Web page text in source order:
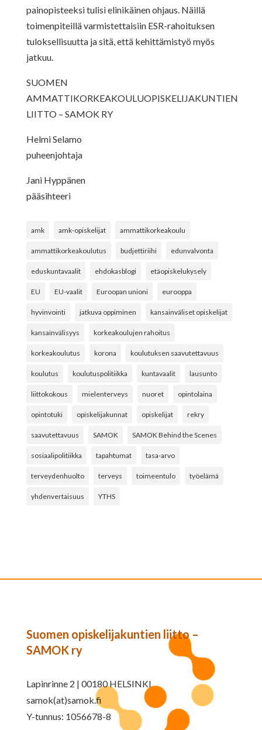
painopisteeksi tulisi elinikäinen ohjaus. Näillä
toimenpiteillä varmistettaisiin ESR-rahoituksen
tuloksellisuutta ja sitä, että kehittämistyö myös
jatkuu.
SUOMEN
AMMATTIKORKEAKOULUOPISKELIJAKUNTIEN
LIITTO – SAMOK RY
Helmi Selamo
puheenjohtaja
Jani Hyppänen
pääsihteeri
amk amk-opiskelijat ammattikorkeakoulu
ammattikorkeakoulutus budjettiriihi edunvalvonta
eduskuntavaalit ehdokasblogi etäopiskelukysely
EU EU-vaalit Euroopan unioni eurooppa
hyvinvointi jatkuva oppiminen kansainväliset opiskelijat
kansainvälisyys korkeakoulujen rahoitus
korkeakoulutus korona koulutuksen saavutettavuus
koulutus koulutuspolitiikka kuntavaalit lausunto
liittokokous mielenterveys nuoret opintolaina
opintotuki opiskelijakunnat opiskelijat rekry
saavutettavuus SAMOK SAMOK Behind the Scenes
sosiaalipolitiikka tapahtumat tasa-arvo
terveydenhuolto terveys toimeentulo työelämä
yhdenvertaisuus YTHS
Suomen opiskelijakuntien liitto –
SAMOK ry
Lapinrinne 2 | 00180 HELSINKI
samok(at)samok.fi
Y-tunnus: 1056678-8